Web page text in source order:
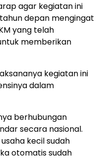
agar kegiatan ini
depan mengingat
yang telah
memberikan
kegiatan ini
dalam
berhubungan
secara nasional.
kecil sudah
otomatis sudah